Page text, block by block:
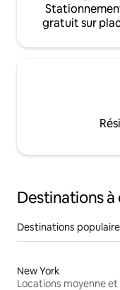
gratuit sur
Destinations
Destinations
New York